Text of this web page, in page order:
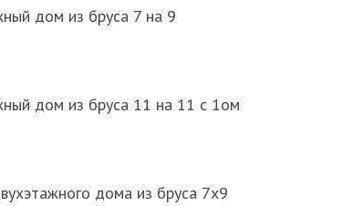
дом из бруса 7 на 9
дом из бруса 11 на 11 с 1ом
дома из бруса 7х9